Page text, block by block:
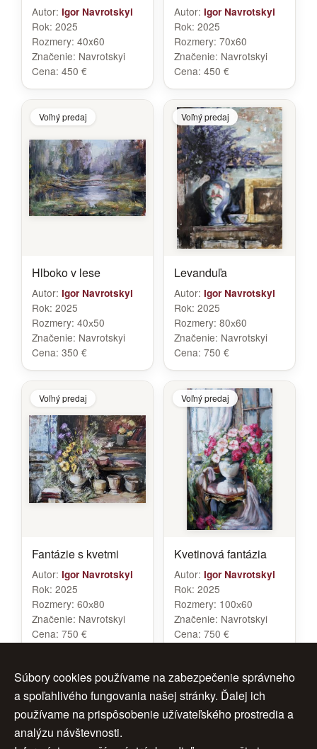
Autor: Igor Navrotskyi
Rok: 2025
Rozmery: 40x60
Značenie: Navrotskyi
Cena: 450 €
Autor: Igor Navrotskyi
Rok: 2025
Rozmery: 70x60
Značenie: Navrotskyi
Cena: 450 €
Voľný predaj
Hlboko v lese
Autor: Igor Navrotskyi
Rok: 2025
Rozmery: 40х50
Značenie: Navrotskyi
Cena: 350 €
Voľný predaj
Levanduľa
Autor: Igor Navrotskyi
Rok: 2025
Rozmery: 80х60
Značenie: Navrotskyi
Cena: 750 €
Voľný predaj
Fantázie s kvetmi
Autor: Igor Navrotskyi
Rok: 2025
Rozmery: 60х80
Značenie: Navrotskyi
Cena: 750 €
Voľný predaj
Kvetinová fantázia
Autor: Igor Navrotskyi
Rok: 2025
Rozmery: 100х60
Značenie: Navrotskyi
Cena: 750 €
<<
< späť
ďalej >
1 2 3
4
Súbory cookies používame na zabezpečenie správneho
a spoľahlivého fungovania našej stránky. Ďalej ich
používame na prispôsobenie užívateľského prostredia a
analýzu návštevnosti.